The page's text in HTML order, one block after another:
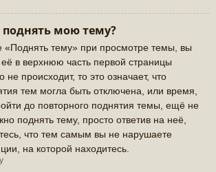
мою тему?
«Поднять тему» при просмотре темы, вы
в верхнюю часть первой страницы
происходит, то это означает, что
тем могла быть отключена, или время,
до повторного поднятия темы, ещё не
поднять тему, просто ответив на неё,
что тем самым вы не нарушаете
на которой находитесь.